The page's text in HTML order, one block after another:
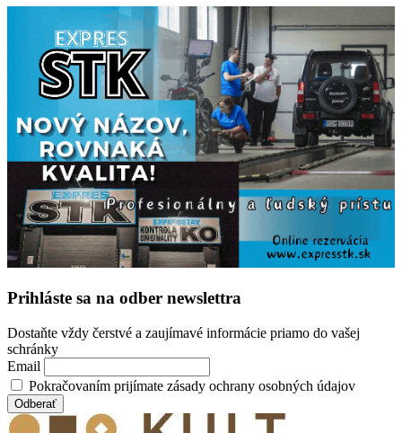
Prihláste sa na odber newslettra
Dostaňte vždy čerstvé a zaujímavé informácie priamo do vašej
schránky
Email
Pokračovaním prijímate zásady ochrany osobných údajov